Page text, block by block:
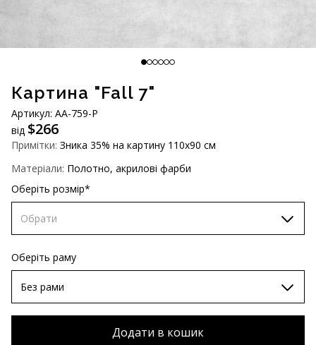
Картина "Fall 7"
Артикул: AA-759-P
від $266
Примітки: Зника 35% на картину 110х90 см
Матеріали: Полотно, акрилові фарби
Оберіть розмір*
Обрати
60х90 см
70х100 см
80х120 см
Оберіть раму
Без рами
Без рами
Додати в кошик